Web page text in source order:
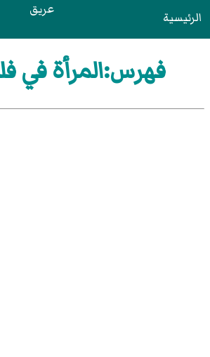
الرئيسية عريق
فهرس:المرأة في